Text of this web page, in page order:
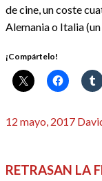
de cine, un coste
Alemania o Italia
¡Compártelo!
Publicado
12 mayo, 2017
RETRASAN LA